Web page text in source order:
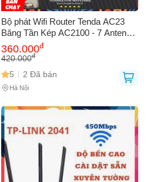
Bộ phát Wifi Router Tenda AC23
Băng Tần Kép AC2100 - 7 Anten
6dBi, Kết Nối 128 Thiết Bị, Tốc Độ
2100Mbps, Chức Năng Repeater
360.000đ
420.000đ
5 2 Đã bán
Hà Nội